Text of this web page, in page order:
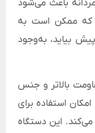
باعث می‌شود
که ممکن است به
بیاید، به‌وجود
بالاتر و جنس
استفاده برای
می‌کند. این دستگاه